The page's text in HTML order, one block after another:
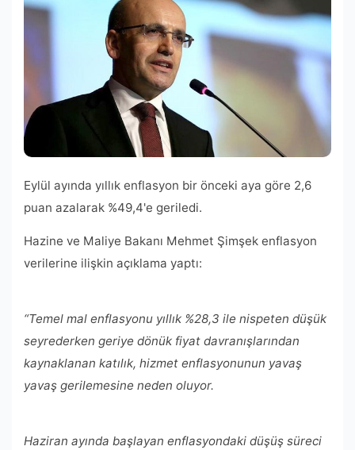
Eylül ayında yıllık enflasyon bir önceki aya göre 2,6
puan azalarak %49,4'e geriledi.
Hazine ve Maliye Bakanı Mehmet Şimşek enflasyon
verilerine ilişkin açıklama yaptı:
“Temel mal enflasyonu yıllık %28,3 ile nispeten düşük
seyrederken geriye dönük fiyat davranışlarından
kaynaklanan katılık, hizmet enflasyonunun yavaş
yavaş gerilemesine neden oluyor.
Haziran ayında başlayan enflasyondaki düşüş süreci